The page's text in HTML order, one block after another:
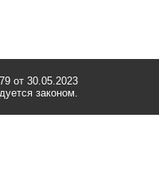
от 30.05.2023
законом.